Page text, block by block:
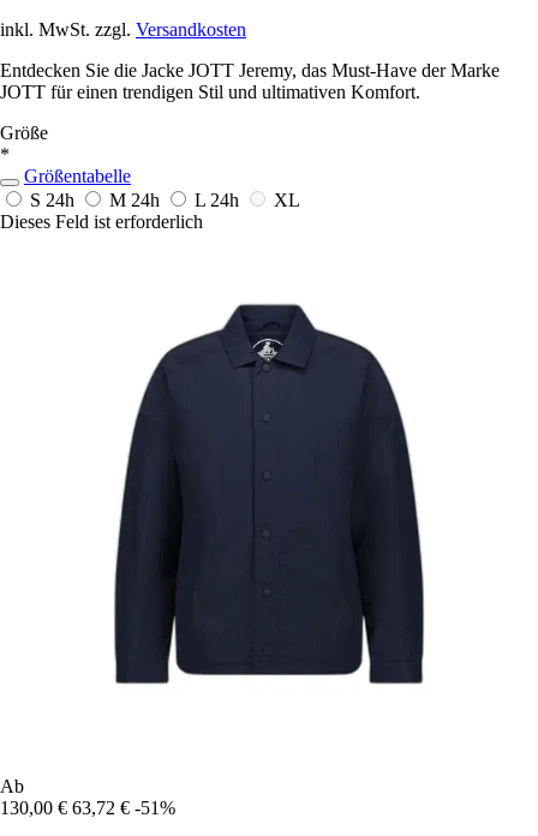
inkl. MwSt. zzgl. Versandkosten
Entdecken Sie die Jacke JOTT Jeremy, das Must-Have der Marke
JOTT für einen trendigen Stil und ultimativen Komfort.
Größe
*
Größentabelle
S 24h M 24h L 24h
XL
Dieses Feld ist erforderlich
Ab
130,00 € 63,72 € -51%